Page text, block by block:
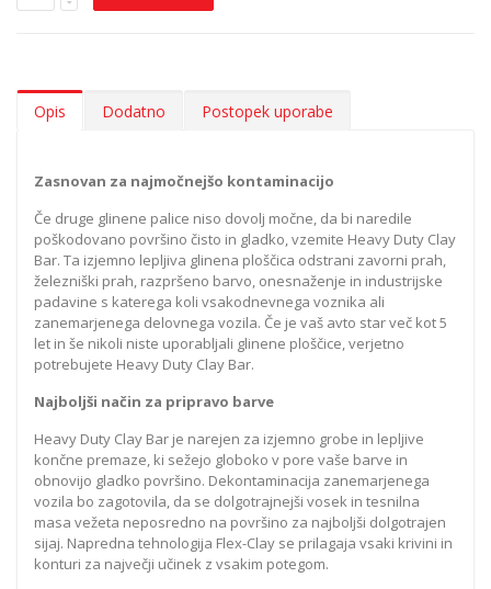
Opis Dodatno Postopek uporabe
Zasnovan za najmočnejšo kontaminacijo
Če druge glinene palice niso dovolj močne, da bi naredile
poškodovano površino čisto in gladko, vzemite Heavy Duty Clay
Bar. Ta izjemno lepljiva glinena ploščica odstrani zavorni prah,
železniški prah, razpršeno barvo, onesnaženje in industrijske
padavine s katerega koli vsakodnevnega voznika ali
zanemarjenega delovnega vozila. Če je vaš avto star več kot 5
let in še nikoli niste uporabljali glinene ploščice, verjetno
potrebujete Heavy Duty Clay Bar.
Najboljši način za pripravo barve
Heavy Duty Clay Bar je narejen za izjemno grobe in lepljive
končne premaze, ki sežejo globoko v pore vaše barve in
obnovijo gladko površino. Dekontaminacija zanemarjenega
vozila bo zagotovila, da se dolgotrajnejši vosek in tesnilna
masa vežeta neposredno na površino za najboljši dolgotrajen
sijaj. Napredna tehnologija Flex-Clay se prilagaja vsaki krivini in
konturi za največji učinek z vsakim potegom.